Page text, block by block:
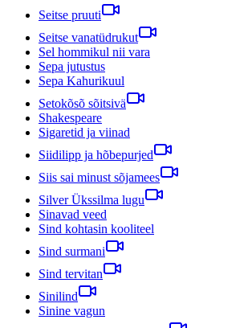
Seitse pruuti
Seitse vanatüdrukut
Sel hommikul nii vara
Sepa jutustus
Sepa Kahurikuul
Setokõsõ sõitsivä
Shakespeare
Sigaretid ja viinad
Siidilipp ja hõbepurjed
Siis sai minust sõjamees
Silver Ükssilma lugu
Sinavad veed
Sind kohtasin kooliteel
Sind surmani
Sind tervitan
Sinilind
Sinine vagun